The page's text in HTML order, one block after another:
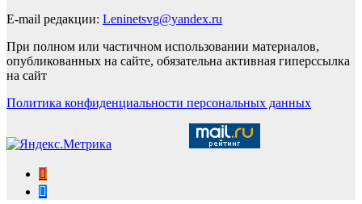
E-mail редакции: Leninetsvg@yandex.ru
При полном или частичном использовании материалов,
опубликованных на сайте, обязательна активная гиперссылка
на сайт
Политика конфиденциальности персональных данных